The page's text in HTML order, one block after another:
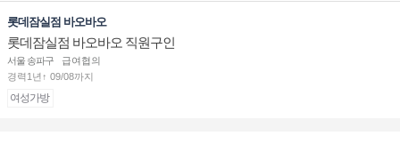
롯데잠실점 바오바오
롯데잠실점 바오바오 직원구인
서울 송파구
급여협의
경력1년↑ 09/08까지
여성가방